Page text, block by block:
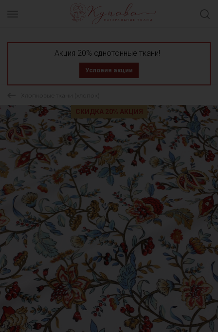
Акция 20% однотонные ткани!
Условия акции
Хлопковые ткани (хлопок)